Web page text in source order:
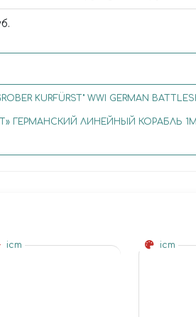
KURFÜRST" WWI GERMAN
ГЕРМАНСКИЙ ЛИНЕЙНЫЙ КОРАБЛЬ
icm icm